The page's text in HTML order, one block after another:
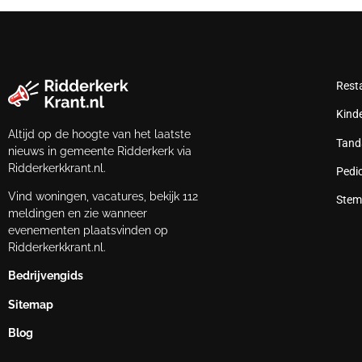
Altijd op de hoogte van het laatste
nieuws in gemeente Ridderkerk via
Ridderkerkkrant.nl.
Vind woningen, vacatures, bekijk 112
meldingen en zie wanneer
evenementen plaatsvinden op
Ridderkerkkrant.nl.
Bedrijvengids
Sitemap
Blog